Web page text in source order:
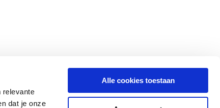
relevante
dat je onze
Alle cookies toestaan